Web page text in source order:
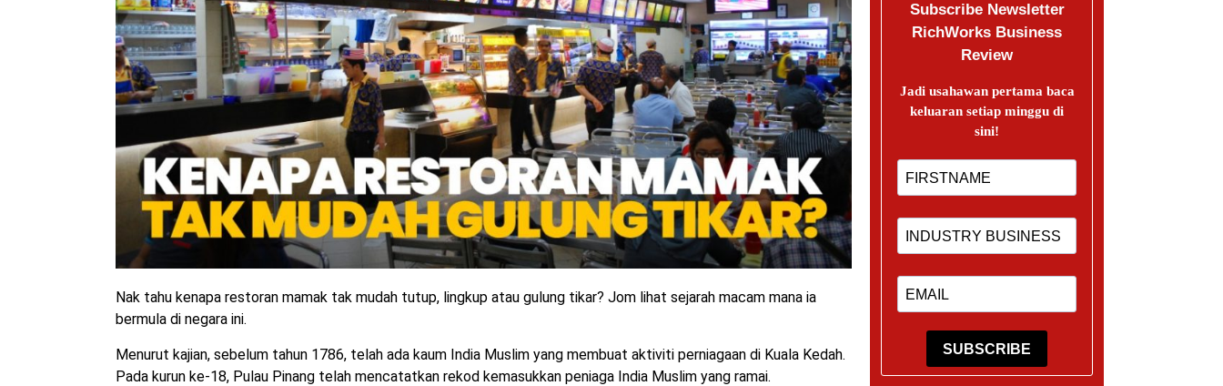
Nak tahu kenapa restoran mamak tak mudah tutup, lingkup atau gulung tikar? Jom lihat sejarah macam mana ia
bermula di negara ini.
Menurut kajian, sebelum tahun 1786, telah ada kaum India Muslim yang membuat aktiviti perniagaan di Kuala Kedah.
Pada kurun ke-18, Pulau Pinang telah mencatatkan rekod kemasukkan peniaga India Muslim yang ramai.
Subscribe Newsletter
RichWorks Business
Review
Jadi usahawan pertama baca
keluaran setiap minggu di
sini!
SUBSCRIBE